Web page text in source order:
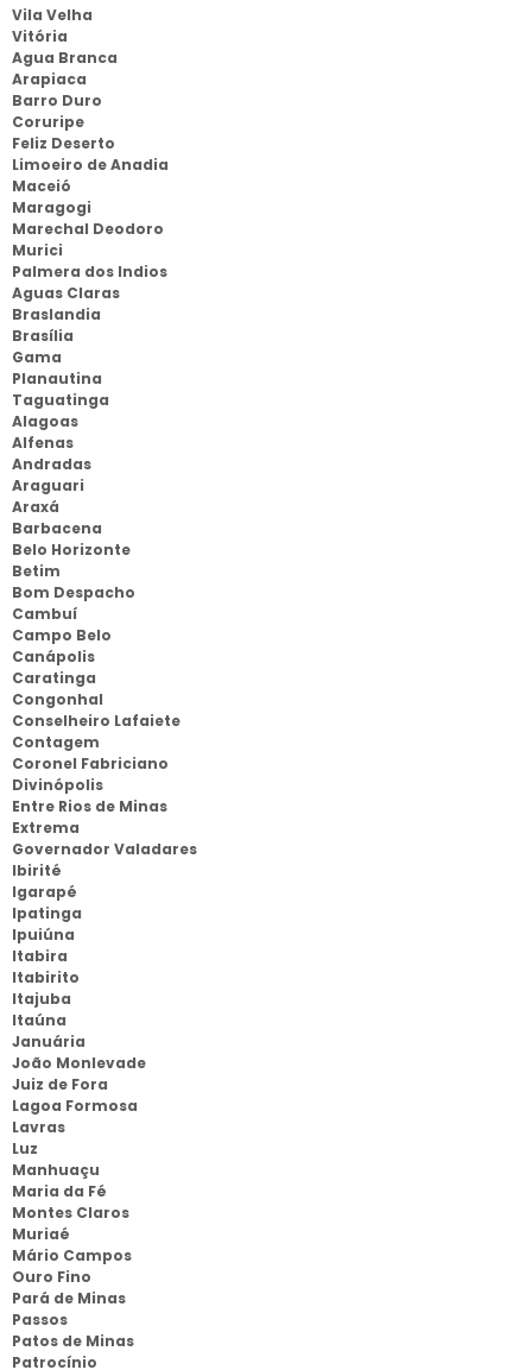
Vila Velha
Vitória
Agua Branca
Arapiaca
Barro Duro
Coruripe
Feliz Deserto
Limoeiro de Anadia
Maceió
Maragogi
Marechal Deodoro
Murici
Palmera dos Indios
Aguas Claras
Braslandia
Brasília
Gama
Planautina
Taguatinga
Alagoas
Alfenas
Andradas
Araguari
Araxá
Barbacena
Belo Horizonte
Betim
Bom Despacho
Cambuí
Campo Belo
Canápolis
Caratinga
Congonhal
Conselheiro Lafaiete
Contagem
Coronel Fabriciano
Divinópolis
Entre Rios de Minas
Extrema
Governador Valadares
Ibirité
Igarapé
Ipatinga
Ipuiúna
Itabira
Itabirito
Itajuba
Itaúna
Januária
João Monlevade
Juiz de Fora
Lagoa Formosa
Lavras
Luz
Manhuaçu
Maria da Fé
Montes Claros
Muriaé
Mário Campos
Ouro Fino
Pará de Minas
Passos
Patos de Minas
Patrocínio